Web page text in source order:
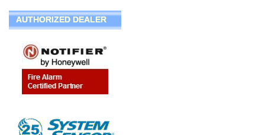
AUTHORIZED DEALER